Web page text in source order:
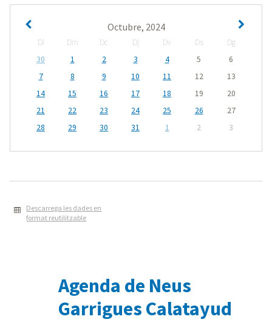
Octubre, 2024
Dl Dm Dc Dj Dv Ds
Dg
30
1 2 3 4 5
6
7
8 9 10 11 12
13
14
15 16 17 18 19
20
21
22 23 24 25 26
27
28
29 30 31 1 2 3
Descarrega les dades en
format reutilitzable
Agenda de Neus
Garrigues Calatayud